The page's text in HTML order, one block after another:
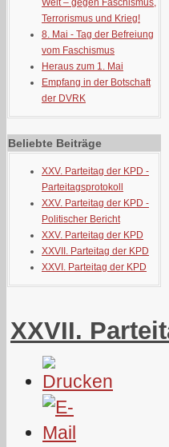
Welt – gegen Faschismus,
Terrorismus und Krieg!
8. Mai - Tag der Befreiung
vom Faschismus
Heraus zum 1. Mai
Empfang in der Botschaft
der DVRK
Beliebte Beiträge
XXV. Parteitag der KPD -
Parteitagsprotokoll
XXV. Parteitag der KPD -
Politischer Bericht
XXV. Parteitag der KPD
XXVII. Parteitag der KPD
XXVI. Parteitag der KPD
XXVII.